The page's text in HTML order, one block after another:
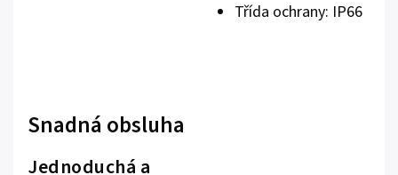
Třída ochrany: IP66
Snadná obsluha
Jednoduchá a